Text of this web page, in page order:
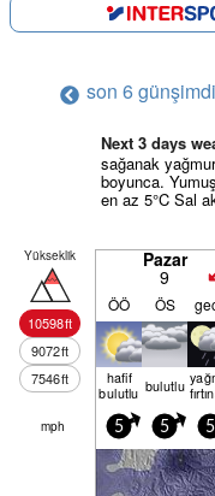
son 6 günşimdi
Next 3 days
sağanak
boyunca.
en az 5°C Sal
Yükseklik
10598ft
9072ft
7546ft
Pazar
9
ÖÖ ÖS
hafif
bulutlu bulu­tlu
mph 5 5 5